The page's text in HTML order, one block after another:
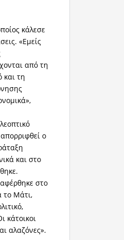
κάλεσε
«Εμείς
από τη
και τη
ο
και στο
στο
το Μάτι,
κάτοικοι
αλαζόνες».